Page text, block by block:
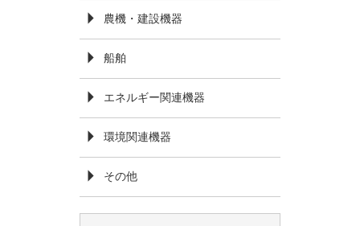
農機・建設機器
船舶
エネルギー関連機器
環境関連機器
その他